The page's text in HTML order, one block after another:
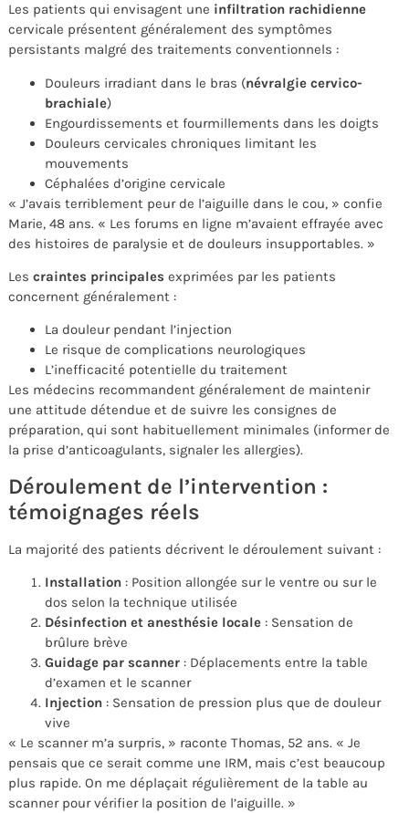
Les patients qui envisagent une infiltration rachidienne
cervicale présentent généralement des symptômes
persistants malgré des traitements conventionnels :
Douleurs irradiant dans le bras (névralgie cervico-
brachiale)
Engourdissements et fourmillements dans les doigts
Douleurs cervicales chroniques limitant les
mouvements
Céphalées d’origine cervicale
« J’avais terriblement peur de l’aiguille dans le cou, » confie
Marie, 48 ans. « Les forums en ligne m’avaient effrayée avec
des histoires de paralysie et de douleurs insupportables. »
Les craintes principales exprimées par les patients
concernent généralement :
La douleur pendant l’injection
Le risque de complications neurologiques
L’inefficacité potentielle du traitement
Les médecins recommandent généralement de maintenir
une attitude détendue et de suivre les consignes de
préparation, qui sont habituellement minimales (informer de
la prise d’anticoagulants, signaler les allergies).
Déroulement de l’intervention :
témoignages réels
La majorité des patients décrivent le déroulement suivant :
Installation : Position allongée sur le ventre ou sur le
dos selon la technique utilisée
Désinfection et anesthésie locale : Sensation de
brûlure brève
Guidage par scanner : Déplacements entre la table
d’examen et le scanner
Injection : Sensation de pression plus que de douleur
vive
« Le scanner m’a surpris, » raconte Thomas, 52 ans. « Je
pensais que ce serait comme une IRM, mais c’est beaucoup
plus rapide. On me déplaçait régulièrement de la table au
scanner pour vérifier la position de l’aiguille. »